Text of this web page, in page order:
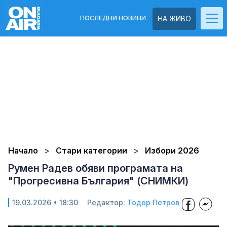
НА ЖИВО
ПОСЛЕДНИ НОВИНИ
Начало Стари категории Избори 2026
Румен Радев обяви програмата на
"Прогресивна България" (СНИМКИ)
19.03.2026 • 18:30 Редактор: Тодор Петров